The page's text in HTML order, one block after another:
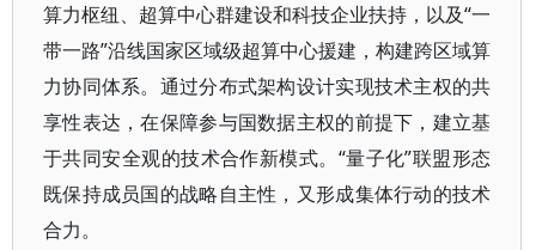
算力枢纽、超算中心群建设和科技企业扶持，以及“一
带一路”沿线国家区域级超算中心援建，构建跨区域算
力协同体系。通过分布式架构设计实现技术主权的共
享性表达，在保障参与国数据主权的前提下，建立基
于共同安全观的技术合作新模式。“量子化”联盟形态
既保持成员国的战略自主性，又形成集体行动的技术
合力。